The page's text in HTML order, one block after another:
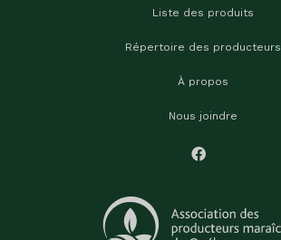
Liste des produits
Répertoire des producteurs
À propos
Nous joindre